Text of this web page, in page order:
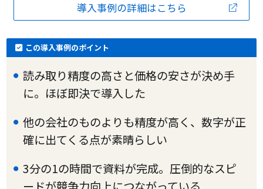
導入事例の詳細はこちら
この導入事例のポイント
読み取り精度の高さと価格の安さが決め手
に。ほぼ即決で導入した
他の会社のものよりも精度が高く、数字が正
確に出てくる点が素晴らしい
3分の1の時間で資料が完成。圧倒的なスピ